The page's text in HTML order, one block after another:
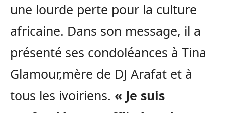
une lourde perte pour la culture
africaine. Dans son message, il a
présenté ses condoléances à Tina
Glamour,mère de DJ Arafat et à
tous les ivoiriens. « Je suis